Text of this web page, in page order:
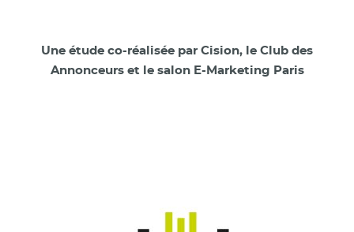
Une étude co-réalisée par Cision, le Club des
Annonceurs et le salon E-Marketing Paris